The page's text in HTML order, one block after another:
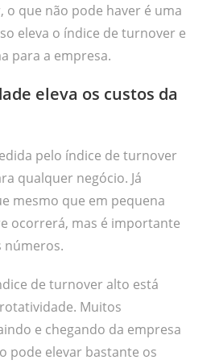
o que não pode haver é uma
eleva o índice de turnover e
para a empresa.
eleva os custos da
pelo índice de turnover
qualquer negócio. Já
mesmo que em pequena
ocorrerá, mas é importante
números.
de turnover alto está
Muitos
e chegando da empresa
pode elevar bastante os